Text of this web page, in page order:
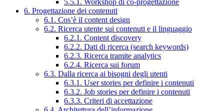
6. Progettazione dei contenuti
6.1. Cos’è il content design
6.2. Ricerca utente sui contenuti e il linguaggio
6.2.1. Content discovery
6.2.2. Dati di ricerca (search keywords)
6.2.3. Ricerca tramite analytics
6.2.4. Ricerca sui forum
6.3. Dalla ricerca ai bisogni degli utenti
6.3.1. User stories per definire i contenuti
6.3.2. Job stories per definire i contenuti
6.3.3. Criteri di accettazione